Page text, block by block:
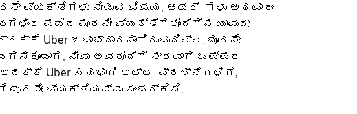
ವ್ಯಕ್ತಿಗಳು ನೀಡುವ ವಿಷಯ, ಆಫರ್ ‌ ಗಳು ಅಥವಾ ಈ
ಪಡೆದ ಮೂರನೇ ವ್ಯಕ್ತಿಗಳೊಂದಿಗಿನ ಯಾವುದೇ
Uber ಜವಾಬ್ದಾರನಾಗಿರುವುದಿಲ್ಲ. ಮೂರನೇ
ನೀವು ಅವರೊಂದಿಗೆ ನೇರವಾಗಿ ಒಪ್ಪಂದ
ಅದಕ್ಕೆ Uber ಸಹಭಾಗಿ ಅಲ್ಲ. ಪ್ರಶ್ನೆಗಳಿಗೆ,
ಮೂರನೇ ವ್ಯಕ್ತಿಯನ್ನು ಸಂಪರ್ಕಿಸಿ.